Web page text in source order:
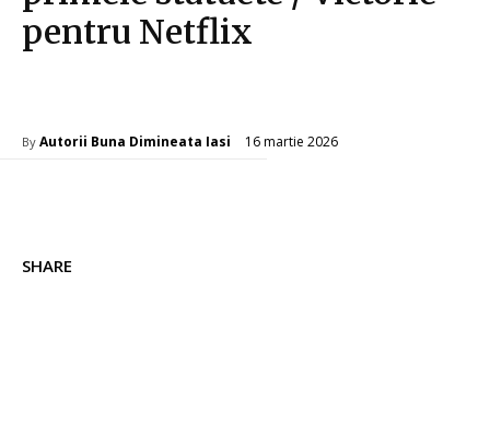
pentru Netflix
By Autorii Buna Dimineata Iasi 16 martie 2026
SHARE